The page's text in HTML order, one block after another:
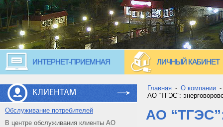
ИНТЕРНЕТ-ПРИЕМНАЯ ЛИЧНЫЙ КАБИНЕТ
КЛИЕНТАМ
Обслуживание потребителей
В центре обслуживания клиенты АО
Главная - О компании -
АО “ТГЭС”:
АО